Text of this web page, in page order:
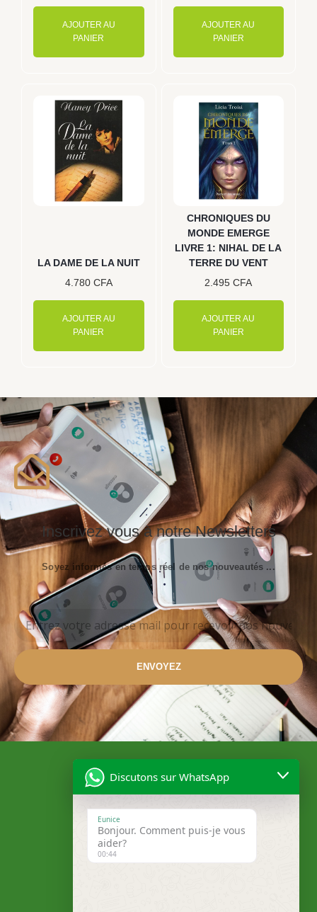
AJOUTER AU
PANIER
AJOUTER AU
PANIER
LA DAME DE LA NUIT
4.780 CFA
AJOUTER AU
PANIER
CHRONIQUES DU
MONDE EMERGE
LIVRE 1: NIHAL DE LA
TERRE DU VENT
2.495CFA
AJOUTER AU
PANIER
Inscrivez vous à notre Newsletters
Soyez informés en temps réel de nos nouveautés ...
ENVOYEZ
Discutons sur WhatsApp
Eunice
Bonjour. Comment puis-je vous
aider?
00:44